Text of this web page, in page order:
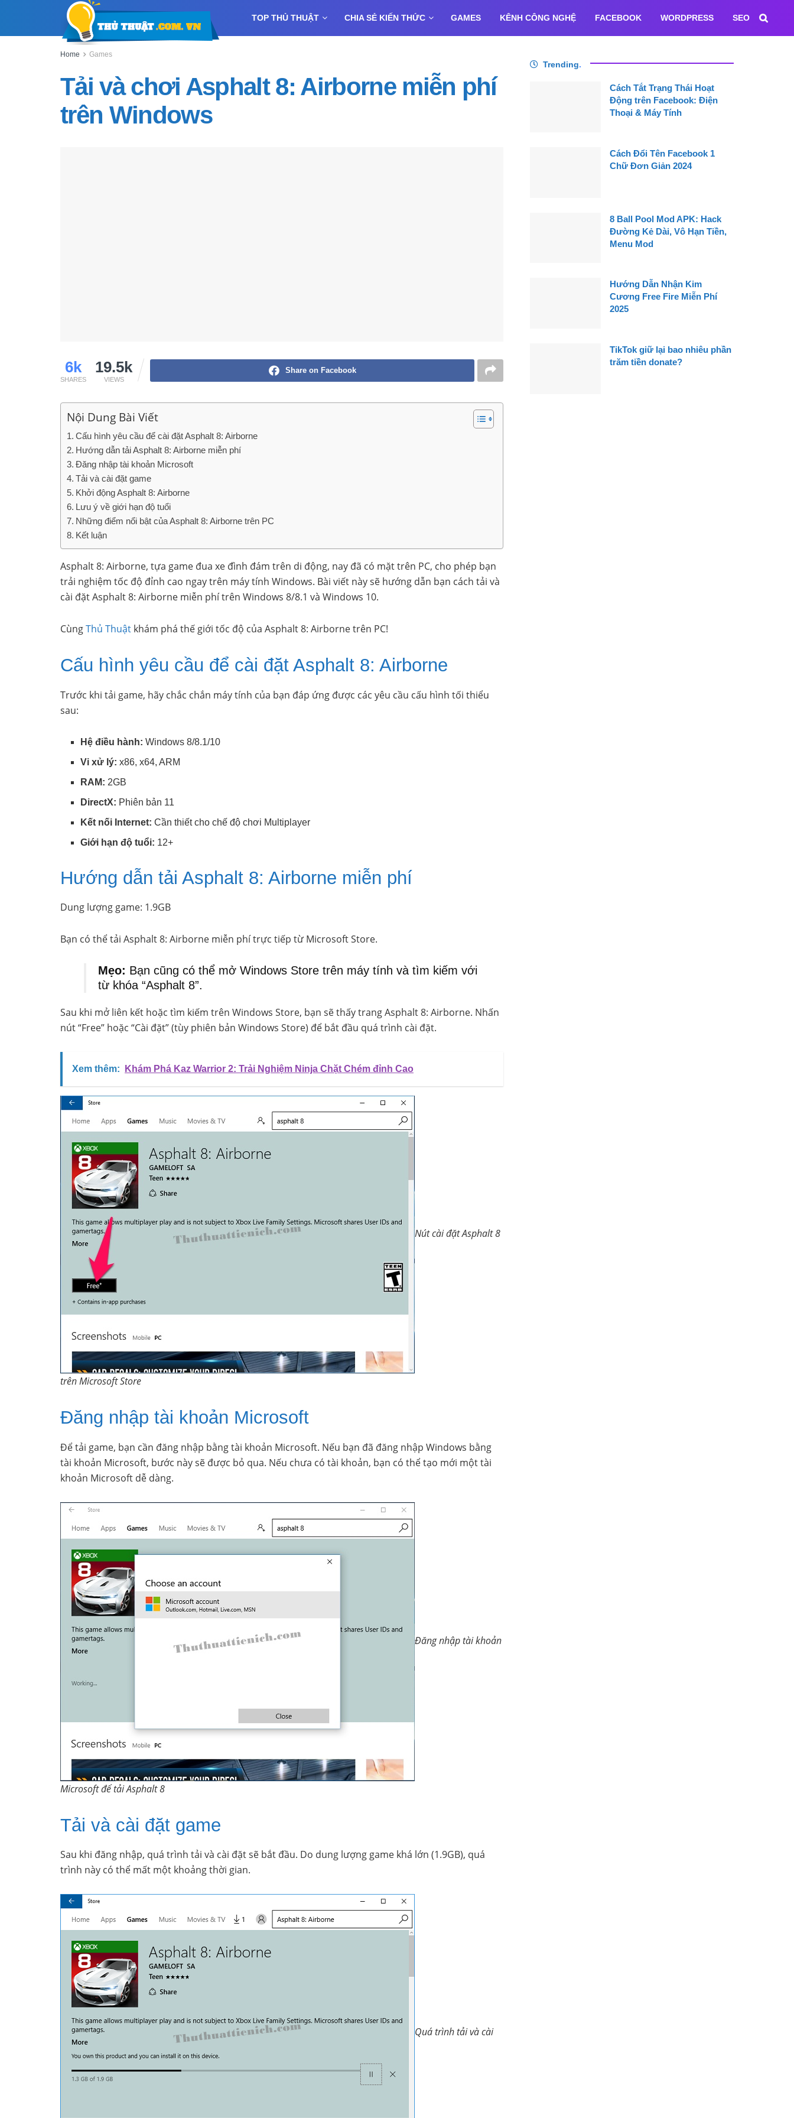
TOP THỦ THUẬT CHIA SẺ KIẾN THỨC GAMES KÊNH CÔNG NGHỆ FACEBOOK WORDPRESS SEO
Home Games
Tải và chơi Asphalt 8: Airborne miễn phí
trên Windows
6k
SHARES
19.5k
VIEWS
Share on Facebook
Nội Dung Bài Viết
Cấu hình yêu cầu để cài đặt Asphalt 8: Airborne
Hướng dẫn tải Asphalt 8: Airborne miễn phí
Đăng nhập tài khoản Microsoft
Tải và cài đặt game
Khởi động Asphalt 8: Airborne
Lưu ý về giới hạn độ tuổi
Những điểm nổi bật của Asphalt 8: Airborne trên PC
Kết luận
Asphalt 8: Airborne, tựa game đua xe đình đám trên di động, nay đã có mặt trên PC, cho phép bạn
trải nghiệm tốc độ đỉnh cao ngay trên máy tính Windows. Bài viết này sẽ hướng dẫn bạn cách tải và
cài đặt Asphalt 8: Airborne miễn phí trên Windows 8/8.1 và Windows 10.
CùngThủ Thuật khám phá thế giới tốc độ của Asphalt 8: Airborne trên PC!
Cấu hình yêu cầu để cài đặt Asphalt 8: Airborne
Trước khi tải game, hãy chắc chắn máy tính của bạn đáp ứng được các yêu cầu cấu hình tối thiểu
sau:
Hệ điều hành: Windows 8/8.1/10
Vi xử lý: x86, x64, ARM
RAM: 2GB
DirectX: Phiên bản 11
Kết nối Internet: Cần thiết cho chế độ chơi Multiplayer
Giới hạn độ tuổi: 12+
Hướng dẫn tải Asphalt 8: Airborne miễn phí
Dung lượng game: 1.9GB
Bạn có thể tải Asphalt 8: Airborne miễn phí trực tiếp từ Microsoft Store.
Mẹo: Bạn cũng có thể mở Windows Store trên máy tính và tìm kiếm với
từ khóa “Asphalt 8”.
Sau khi mở liên kết hoặc tìm kiếm trên Windows Store, bạn sẽ thấy trang Asphalt 8: Airborne. Nhấn
nút “Free” hoặc “Cài đặt” (tùy phiên bản Windows Store) để bắt đầu quá trình cài đặt.
Xem thêm: Khám Phá Kaz Warrior 2: Trải Nghiệm Ninja Chặt Chém đỉnh Cao
Nút cài đặt Asphalt 8
trên Microsoft Store
Đăng nhập tài khoản Microsoft
Để tải game, bạn cần đăng nhập bằng tài khoản Microsoft. Nếu bạn đã đăng nhập Windows bằng
tài khoản Microsoft, bước này sẽ được bỏ qua. Nếu chưa có tài khoản, bạn có thể tạo mới một tài
khoản Microsoft dễ dàng.
Đăng nhập tài khoản
Microsoft để tải Asphalt 8
Tải và cài đặt game
Sau khi đăng nhập, quá trình tải và cài đặt sẽ bắt đầu. Do dung lượng game khá lớn (1.9GB), quá
trình này có thể mất một khoảng thời gian.
Quá trình tải và cài
Trending.
Cách Tắt Trạng Thái Hoạt
Động trên Facebook: Điện
Thoại & Máy Tính
Cách Đổi Tên Facebook 1
Chữ Đơn Giản 2024
8 Ball Pool Mod APK: Hack
Đường Kẻ Dài, Vô Hạn Tiền,
Menu Mod
Hướng Dẫn Nhận Kim
Cương Free Fire Miễn Phí
2025
TikTok giữ lại bao nhiêu phần
trăm tiền donate?